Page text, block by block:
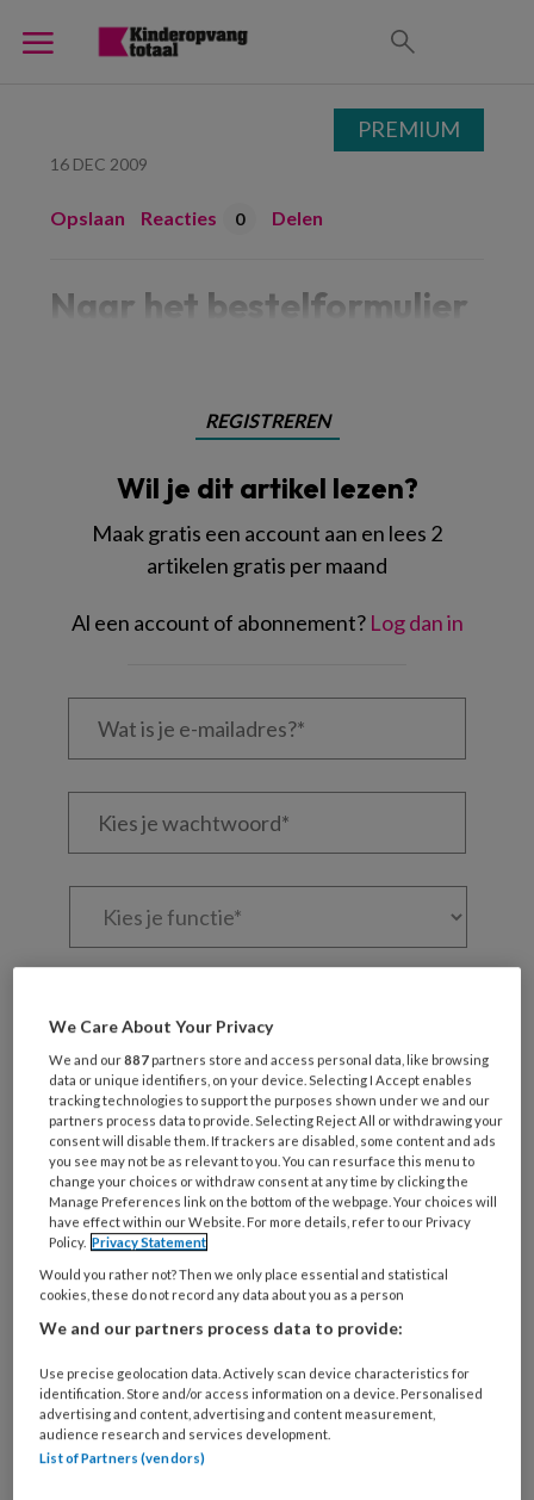
16 DEC 2009
Opslaan Reacties 0 Delen
Naar het bestelformulier
REGISTREREN
Wil je dit artikel lezen?
Maak gratis een account aan en lees 2
artikelen gratis per maand
Al een account of abonnement? Log dan in
Wat
Kies
Kies
organisatie
werk
je?
Untitled
Ontvang 2x per week de
KinderopvangTotaal nieuwsbrief
Ontvang iedere zondag het
Management Kinderopvang
Weekoverzicht
Ja, ik geef toestemming voor e-mails
van KinderopvangTotaal en
Springer Media B.V.
Uw bovenstaande gegevens kunnen worden toegevoegd aan
uw profiel in overeenstemming met ons
PREMIUM
We Care About Your Privacy
We and our887 partners store and access personal data, like browsing
data or unique identifiers, on your device. Selecting I Accept enables
tracking technologies to support the purposes shown under we and our
partners process data to provide. Selecting Reject All or withdrawing your
consent will disable them. If trackers are disabled, some content and ads
you see may not be as relevant to you. You can resurface this menu to
change your choices or withdraw consent at any time by clicking the
Manage Preferences link on the bottom of the webpage. Your choices will
have effect within our Website. For more details, refer to our Privacy
Policy. Privacy Statement
Would you rather not? Then we only place essential and statistical
cookies, these do not record any data about you as a person
We and our partners process data to provide:
Use precise geolocation data. Actively scan device characteristics for
identification. Store and/or access information on a device. Personalised
advertising and content, advertising and content measurement,
audience research and services development.
List of Partners (vendors)